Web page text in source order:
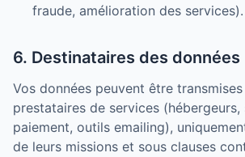
fraude, amélioration des services).
6. Destinataires des données
Vos données peuvent être
prestataires de services
paiement, outils emailing),
de leurs missions et sous clauses